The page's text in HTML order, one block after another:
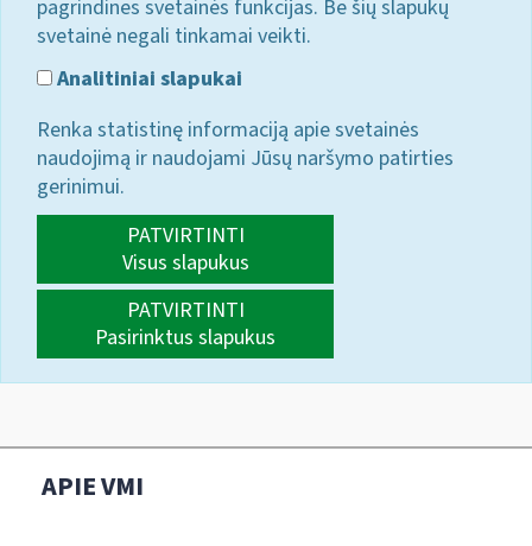
pagrindines svetainės funkcijas. Be šių slapukų
svetainė negali tinkamai veikti.
Analitiniai slapukai
Renka statistinę informaciją apie svetainės
naudojimą ir naudojami Jūsų naršymo patirties
gerinimui.
PATVIRTINTI
Visus slapukus
PATVIRTINTI
Pasirinktus slapukus
APIE VMI